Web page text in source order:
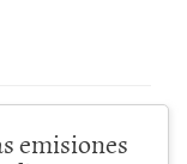
emisiones